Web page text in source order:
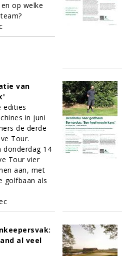
op welke
van
edities
in juni
de derde
Tour.
donderdag 14
Tour vier
aan, met
golfbaan als
al veel